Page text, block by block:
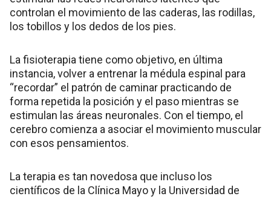
controlan el movimiento de las caderas, las rodillas,
los tobillos y los dedos de los pies.
La fisioterapia tiene como objetivo, en última
instancia, volver a entrenar la médula espinal para
“recordar” el patrón de caminar practicando de
forma repetida la posición y el paso mientras se
estimulan las áreas neuronales. Con el tiempo, el
cerebro comienza a asociar el movimiento muscular
con esos pensamientos.
La terapia es tan novedosa que incluso los
científicos de la Clínica Mayo y la Universidad de